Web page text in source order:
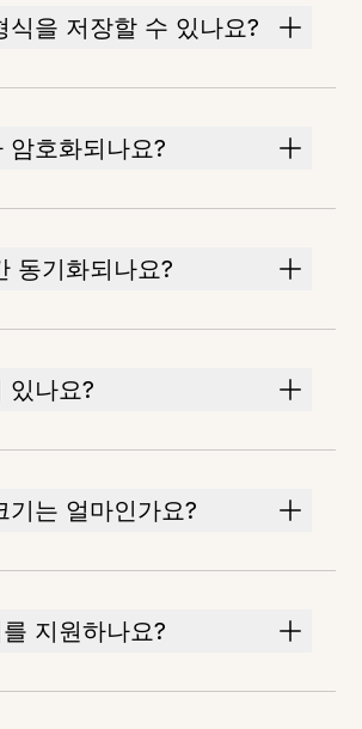
식을 저장할 수 있나요?
암호화되나요?
동기화되나요?
있나요?
기는 얼마인가요?
지원하나요?